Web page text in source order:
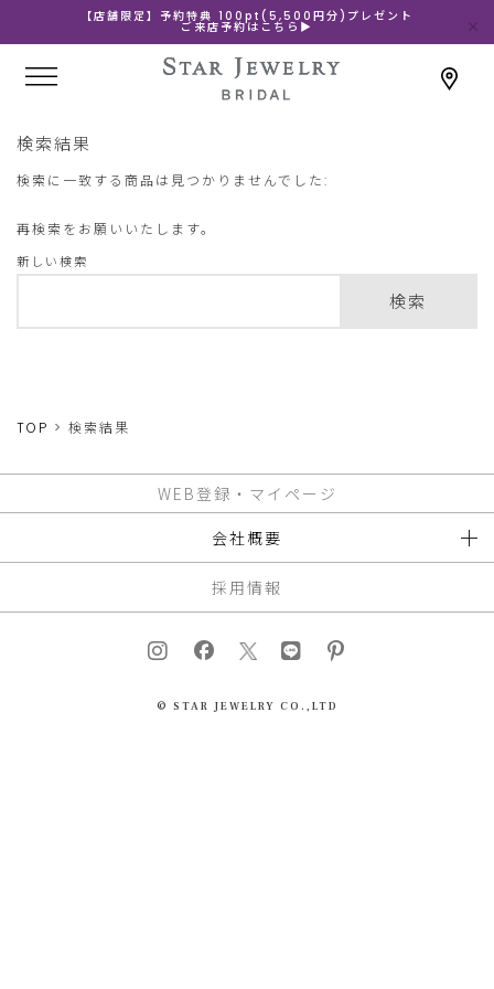
【店舗限定】予約特典 100pt(5,500円分)プレゼント
ご来店予約はこちら▶
検索結果
検索に一致する商品は見つかりませんでした:
再検索をお願いいたします。
新しい検索
検索
TOP 検索結果
WEB登録・マイページ
会社概要
採用情報
© STAR JEWELRY CO.,LTD